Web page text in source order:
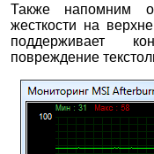
Также напомним о
жесткости на
поддерживает
повреждение